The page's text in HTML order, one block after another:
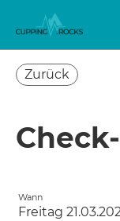
Zurück
Wann
Freitag